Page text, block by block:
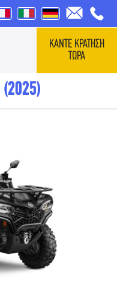
ΚΑΝΤΕ ΚΡΑΤΗΣΗ
ΤΩΡΑ
(2025)